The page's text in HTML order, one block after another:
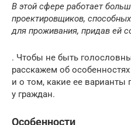
В этой сфере работает
проектировщиков,
для проживания, придав ей
. Чтобы не быть
расскажем об
и о том, какие ее варианты
у граждан.
Особенности